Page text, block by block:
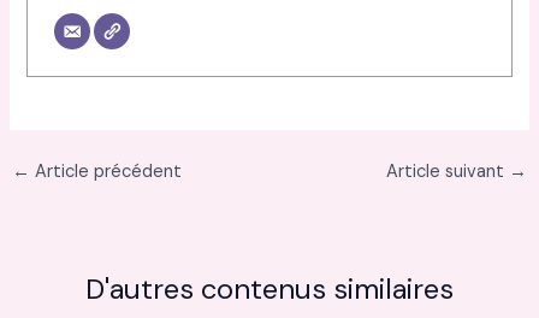
← Article précédent Article suivant →
D'autres contenus similaires